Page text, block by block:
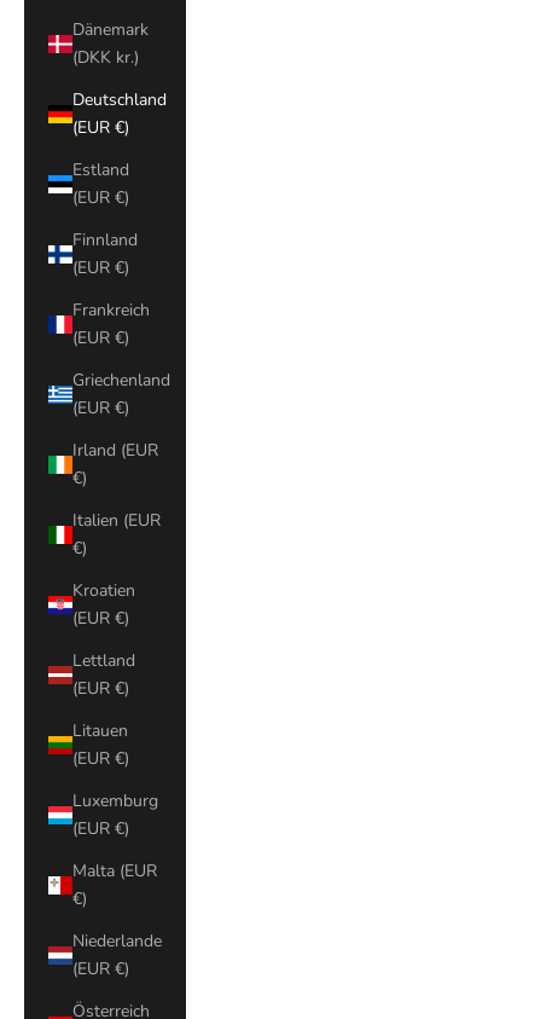
Dänemark
(DKK kr.)
Deutschland
(EUR €)
Estland
(EUR €)
Finnland
(EUR €)
Frankreich
(EUR €)
Griechenland
(EUR €)
Irland (EUR
€)
Italien (EUR
€)
Kroatien
(EUR €)
Lettland
(EUR €)
Litauen
(EUR €)
Luxemburg
(EUR €)
Malta (EUR
€)
Niederlande
(EUR €)
Österreich